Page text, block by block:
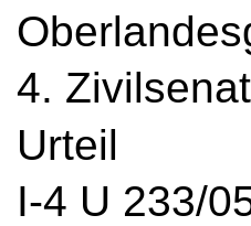
4. Zivilsenat
Urteil
I-4 U 233/